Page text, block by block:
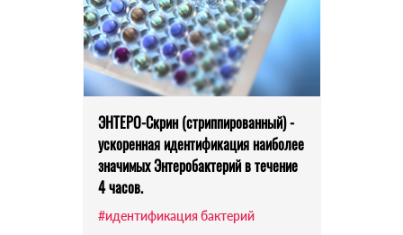
ЭНТЕРО-Скрин (стриппированный) -
ускоренная идентификация наиболее
значимых Энтеробактерий в течение
4 часов.
#идентификация бактерий